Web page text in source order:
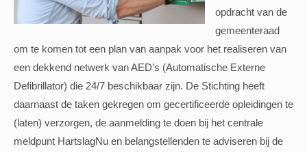
opdracht van de
gemeenteraad
om te komen tot een plan van aanpak voor het realiseren van
een dekkend netwerk van AED’s (Automatische Externe
Defibrillator) die 24/7 beschikbaar zijn. De Stichting heeft
daarnaast de taken gekregen om gecertificeerde opleidingen te
(laten) verzorgen, de aanmelding te doen bij het centrale
meldpunt HartslagNu en belangstellenden te adviseren bij de